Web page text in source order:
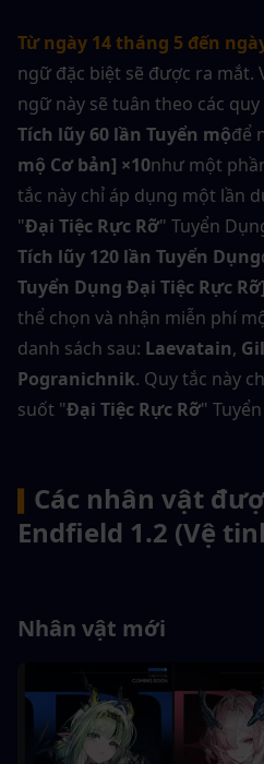
Từ ngày 14 tháng 5 đến
ngữ đặc biệt sẽ được ra mắt.
ngữ này sẽ tuân theo các
Tích lũy 60 lần Tuyển mộđể
mộ Cơ bản] ×10như một
tắc này chỉ áp dụng một lần
"Đại Tiệc Rực Rỡ" Tuyển
Tích lũy 120 lần Tuyển Dụng
Tuyển Dụng Đại Tiệc Rực
thể chọn và nhận miễn phí
danh sách sau: Laevatain,
Pogranichnik. Quy tắc này
suốt "Đại Tiệc Rực Rỡ"
Các nhân vật
Endfield 1.2 (Vệ
Nhân vật mới